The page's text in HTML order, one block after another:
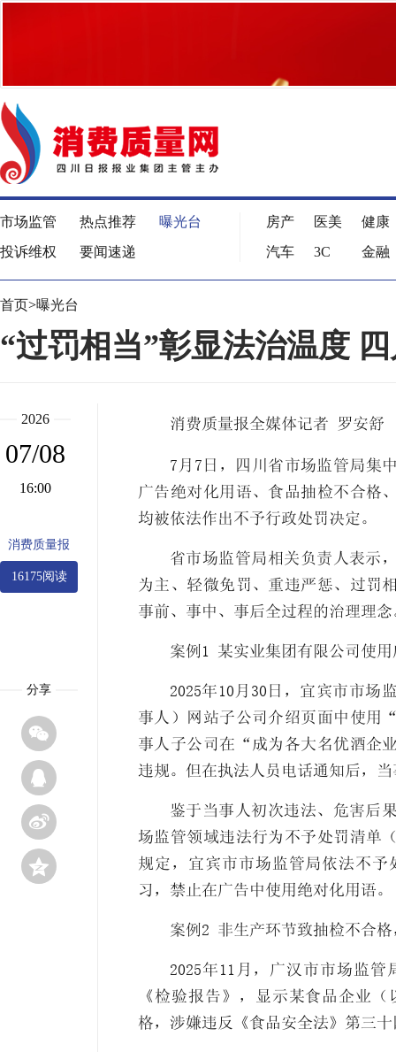
市场监管 热点推荐
曝光台
投诉维权
要闻速递
房产 医美
健康
汽车
3C 金融
首页>曝光台
“过罚相当”彰显法治温度
2026
07/08
16:00
消费质量报
16175阅读
分享




消费质量报全媒体记者 罗安舒
7月7日，四川省市场监管局集
广告绝对化用语、食品抽检不合格
均被依法作出不予行政处罚决定。
省市场监管局相关负责人表示
为主、轻微免罚、重违严惩、过罚
事前、事中、事后全过程的治理理念
案例1 某实业集团有限公司使
2025年10月30日，宜宾市市场
事人）网站子公司介绍页面中使
事人子公司在“成为各大名优酒企
违规。但在执法人员电话通知后，
鉴于当事人初次违法、危害后
场监管领域违法行为不予处罚清单
规定，宜宾市市场监管局依法不
习，禁止在广告中使用绝对化用语。
案例2 非生产环节致抽检不合
2025年11月，广汉市市场监
《检验报告》，显示某食品企业
格，涉嫌违反《食品安全法》第三